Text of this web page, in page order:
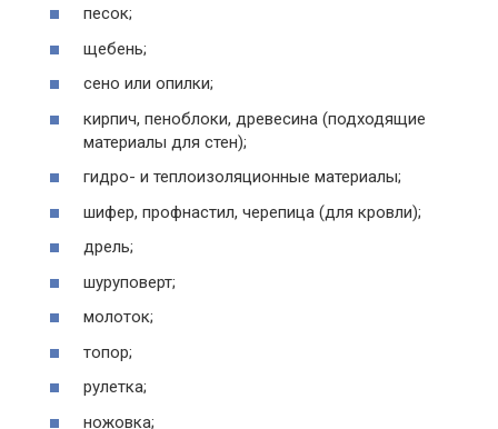
песок;
щебень;
сено или опилки;
кирпич, пеноблоки, древесина (подходящие
материалы для стен);
гидро- и теплоизоляционные материалы;
шифер, профнастил, черепица (для кровли);
дрель;
шуруповерт;
молоток;
топор;
рулетка;
ножовка;